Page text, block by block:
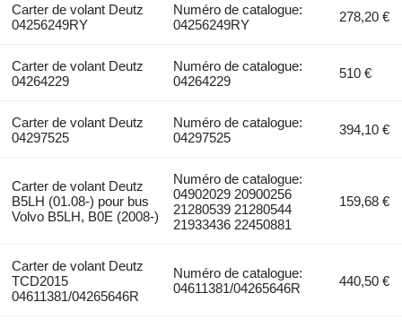
Carter de volant Deutz
04256249RY
Numéro de catalogue:
04256249RY
278,20 €
Carter de volant Deutz
04264229
Numéro de catalogue:
04264229
510 €
Carter de volant Deutz
04297525
Numéro de catalogue:
04297525
394,10 €
Carter de volant Deutz
B5LH (01.08-) pour bus
Volvo B5LH, B0E (2008-)
Numéro de catalogue:
04902029 20900256
21280539 21280544
21933436 22450881
159,68 €
Carter de volant Deutz
TCD2015
04611381/04265646R
Numéro de catalogue:
04611381/04265646R
440,50 €